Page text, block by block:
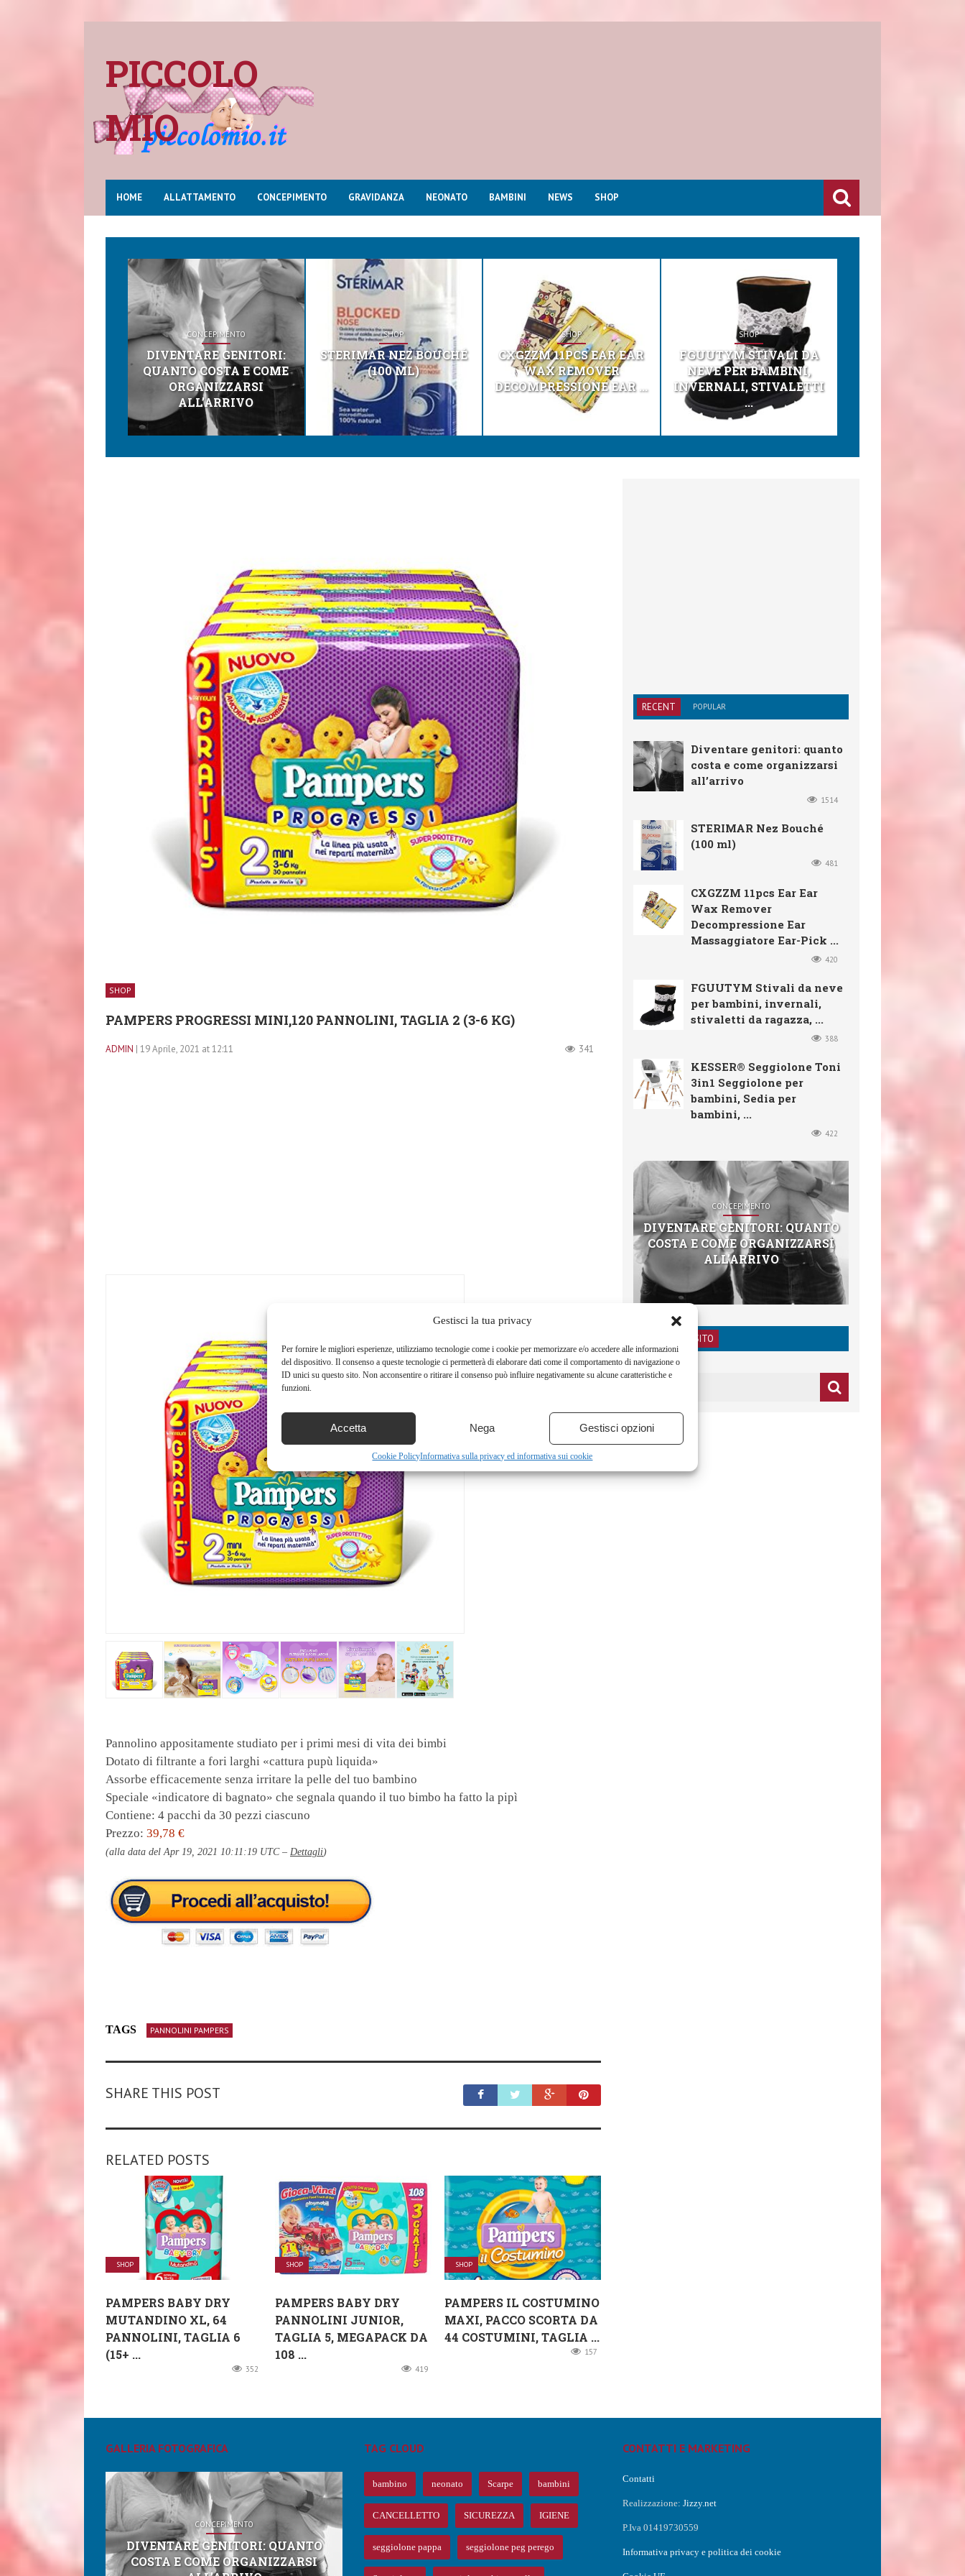
Gestisci la tua privacy
Per fornire le migliori esperienze, utilizziamo tecnologie come i cookie per memorizzare e/o accedere alle informazioni
del dispositivo. Il consenso a queste tecnologie ci permetterà di elaborare dati come il comportamento di navigazione o
ID unici su questo sito. Non acconsentire o ritirare il consenso può influire negativamente su alcune caratteristiche e
funzioni.
Accetta Nega Gestisci opzioni
Cookie PolicyInformativa sulla privacy ed informativa sui cookie
PICCOLO
MIO
HOME ALLATTAMENTO CONCEPIMENTO GRAVIDANZA NEONATO BAMBINI NEWS SHOP
CONCEPIMENTO
DIVENTARE GENITORI:
QUANTO COSTA E COME
ORGANIZZARSI
ALL’ARRIVO
SHOP
STERIMAR NEZ BOUCHÉ
(100 ML)
SHOP
CXGZZM 11PCS EAR EAR
WAX REMOVER
DECOMPRESSIONE EAR ...
SHOP
FGUUTYM STIVALI DA
NEVE PER BAMBINI,
INVERNALI, STIVALETTI
...
SHOP
PAMPERS PROGRESSI MINI,120 PANNOLINI, TAGLIA 2 (3-6 KG)
ADMIN | 19 Aprile, 2021 at 12:11 341
Pannolino appositamente studiato per i primi mesi di vita dei bimbi
Dotato di filtrante a fori larghi «cattura pupù liquida»
Assorbe efficacemente senza irritare la pelle del tuo bambino
Speciale «indicatore di bagnato» che segnala quando il tuo bimbo ha fatto la pipì
Contiene: 4 pacchi da 30 pezzi ciascuno
Prezzo: 39,78 €
(alla data del Apr 19, 2021 10:11:19 UTC – Dettagli)
TAGS PANNOLINI PAMPERS
SHARE THIS POST
RELATED POSTS
SHOP
PAMPERS BABY DRY
MUTANDINO XL, 64
PANNOLINI, TAGLIA 6
(15+ ...
352
SHOP
PAMPERS BABY DRY
PANNOLINI JUNIOR,
TAGLIA 5, MEGAPACK DA
108 ...
419
SHOP
PAMPERS IL COSTUMINO
MAXI, PACCO SCORTA DA
44 COSTUMINI, TAGLIA ...
157
RECENT POPULAR
Diventare genitori: quanto
costa e come organizzarsi
all’arrivo
1514
STERIMAR Nez Bouché
(100 ml)
481
CXGZZM 11pcs Ear Ear
Wax Remover
Decompressione Ear
Massaggiatore Ear-Pick ...
420
FGUUTYM Stivali da neve
per bambini, invernali,
stivaletti da ragazza, ...
388
KESSER® Seggiolone Toni
3in1 Seggiolone per
bambini, Sedia per
bambini, ...
422
CONCEPIMENTO
DIVENTARE GENITORI: QUANTO
COSTA E COME ORGANIZZARSI
ALL’ARRIVO
RICERCA NEL SITO
GALLERIA FOTOGRAFICA
CONCEPIMENTO
DIVENTARE GENITORI: QUANTO
COSTA E COME ORGANIZZARSI
TAG CLOUD
bambino neonato Scarpe bambini
CANCELLETTO SICUREZZA IGIENE
seggiolone pappa seggiolone peg perego
CONTATTI E MARKETING
Contatti
Realizzazione: Jizzy.net
P.Iva 01419730559
Informativa privacy e politica dei cookie